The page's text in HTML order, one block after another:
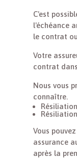
C'est
l'échéance
le contrat
Votre
contrat
Nous vous
connaître.
Vous
assurance
après la